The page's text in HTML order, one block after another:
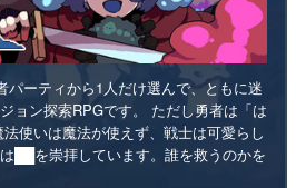
パーティから1人だけ選んで、ともに迷
ョン探索RPGです。 ただし勇者は「は
使いは魔法が使えず、戦士は可愛らし
██を崇拝しています。誰を救うのかを